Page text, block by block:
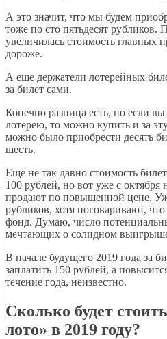
А это значит, что мы будем
тоже по сто пятьдесят рубликов.
увеличилась стоимость главных
дороже.
А еще держатели лотерейных
за билет сами.
Конечно разница есть, но если
лотерею, то можно купить и за
можно было приобрести десять
шесть.
Еще не так давно стоимость
100 рублей, но вот уже с
продают по повышенной цене.
рубликов, хотя поговаривают,
фонд. Думаю, число
мечтающих о солидном
В начале будущего 2019 года за
заплатить 150 рублей, а
течение года, неизвестно.
Сколько будет
лото» в 2019 году?